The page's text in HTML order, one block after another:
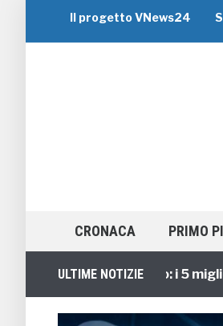
Il progetto VNews24
CRONACA PRIMO
ULTIME NOTIZIE
Viaggi di Gruppo: i 5 migliori